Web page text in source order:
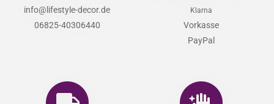
info@lifestyle-decor.de
06825-40306440
Klarna
Vorkasse
PayPal